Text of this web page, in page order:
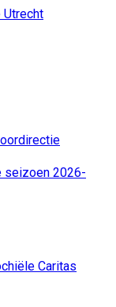
Utrecht
seizoen 2026-
Caritas